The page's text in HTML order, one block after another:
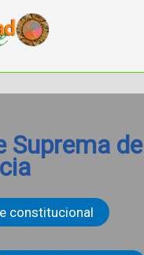
Suprema de
constitucional